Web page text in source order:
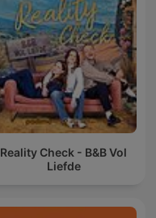
Reality Check - B&B Vol
Liefde